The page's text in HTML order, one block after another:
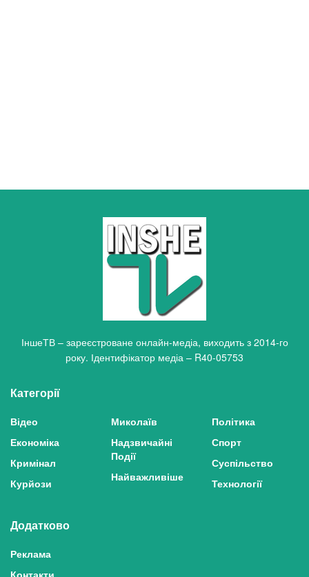
ІншеТВ – зареєстроване онлайн-медіа, виходить з 2014-го
року. Ідентифікатор медіа – R40-05753
Категорії
Відео
Економіка
Кримінал
Курйози
Миколаїв
Надзвичайні
Події
Найважливіше
Політика
Спорт
Суспільство
Технології
Додатково
Реклама
Контакти